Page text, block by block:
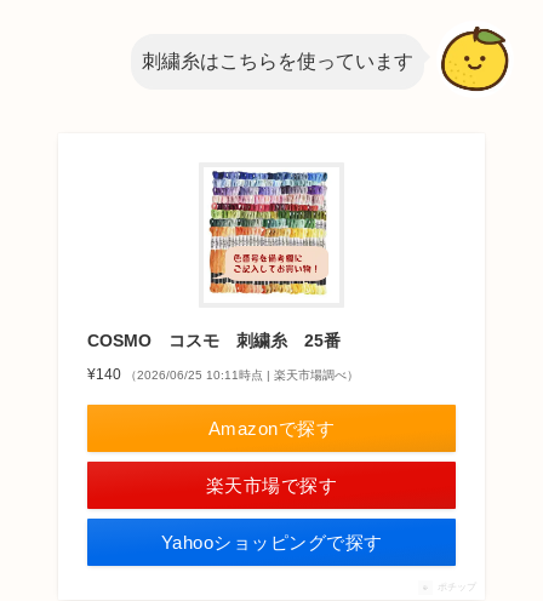
刺繍糸はこちらを使っています
COSMO コスモ 刺繍糸 25番
¥140 （2026/06/25 10:11時点 | 楽天市場調べ）
Amazonで探す
楽天市場で探す
Yahooショッピングで探す
ポチップ